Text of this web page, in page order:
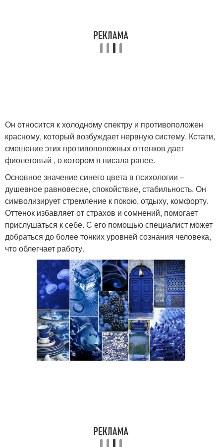
Он относится к холодному спектру и противоположен
красному, который возбуждает нервную систему. Кстати,
смешение этих противоположных оттенков дает
фиолетовый , о котором я писала ранее.
Основное значение синего цвета в психологии –
душевное равновесие, спокойствие, стабильность. Он
символизирует стремление к покою, отдыху, комфорту.
Оттенок избавляет от страхов и сомнений, помогает
прислушаться к себе. С его помощью специалист может
добраться до более тонких уровней сознания человека,
что облегчает работу.